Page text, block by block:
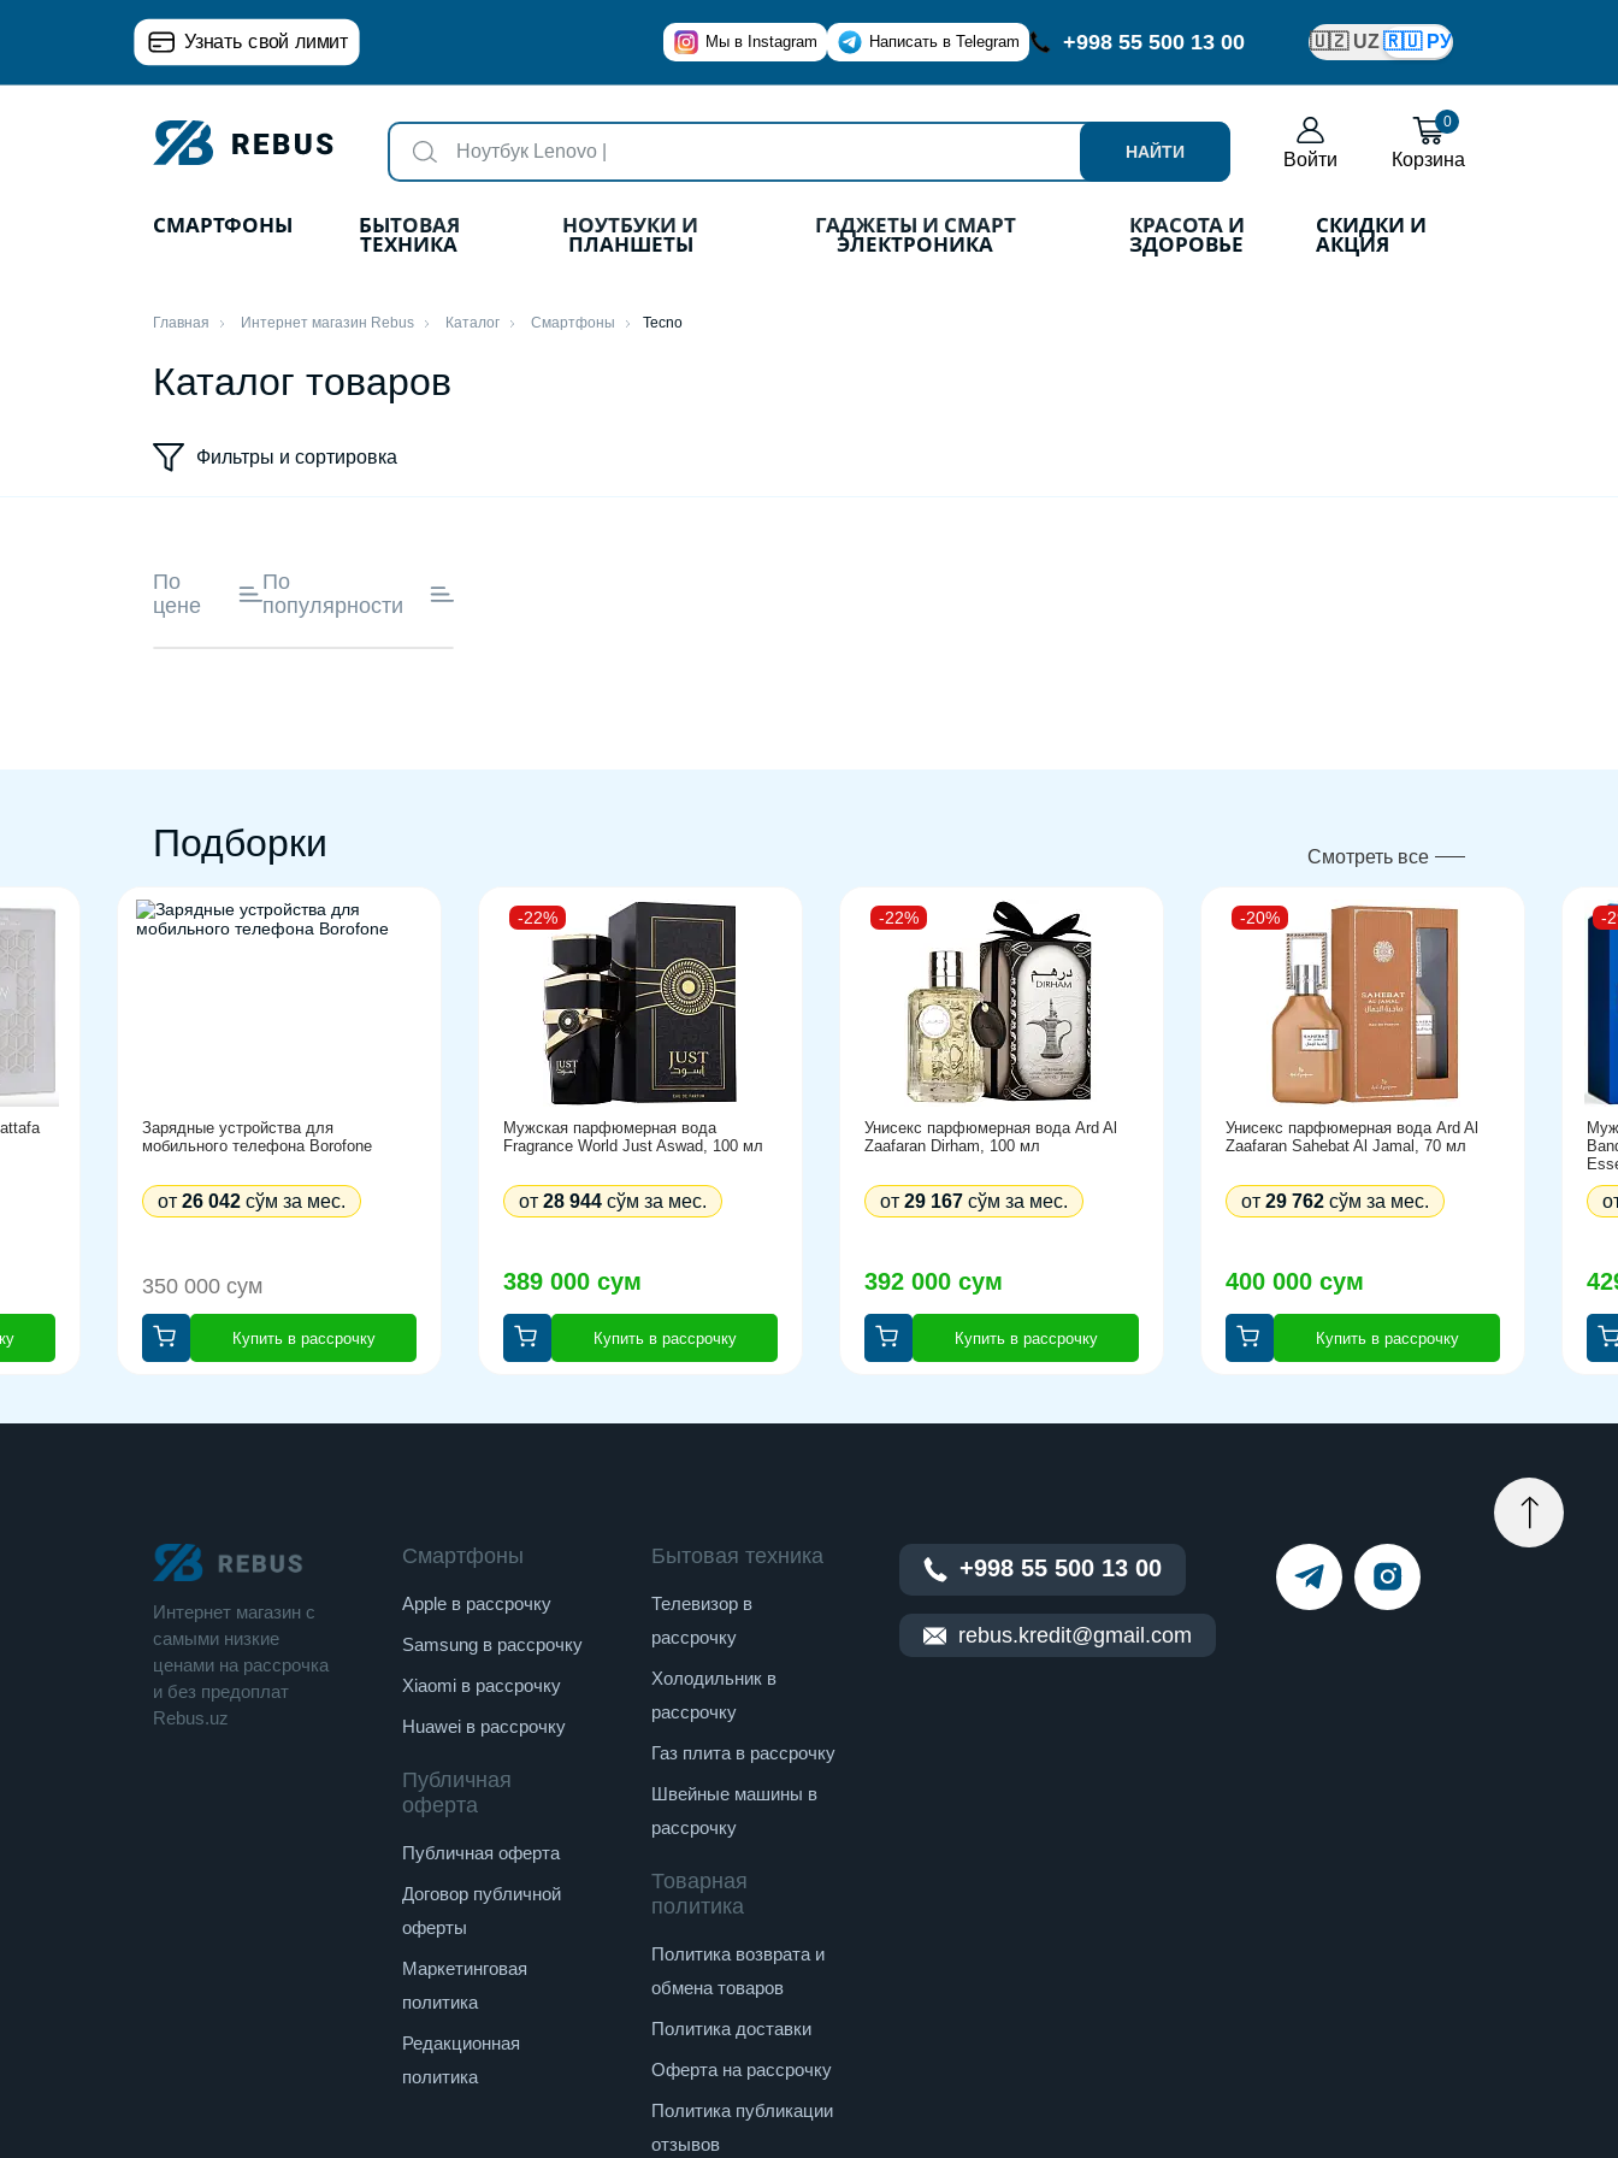
Узнать свой лимит Мы в Instagram Написать в Telegram +998 55 500 13 00 🇺🇿 UZ🇷🇺 РУ
НАЙТИ Войти
0
Корзина
СМАРТФОНЫ БЫТОВАЯ
ТЕХНИКА
НОУТБУКИ И
ПЛАНШЕТЫ
ГАДЖЕТЫ И СМАРТ
ЭЛЕКТРОНИКА
КРАСОТА И
ЗДОРОВЬЕ
СКИДКИ И
АКЦИЯ
Главная Интернет магазин Rebus Каталог Смартфоны Tecno
Каталог товаров
Фильтры и сортировка
По
цене
По
популярности
Подборки Смотреть все
Зарядные устройства для
мобильного телефона Borofone
350 000 сум
от 26 042 сўм за мес.
Купить в рассрочку
-22%
Мужская парфюмерная вода
Fragrance World Just Aswad, 100 мл
389 000 сум
от 28 944 сўм за мес.
Купить в рассрочку
-22%
Унисекс парфюмерная вода Ard Al
Zaafaran Dirham, 100 мл
392 000 сум
от 29 167 сўм за мес.
Купить в рассрочку
-20%
Унисекс парфюмерная вода Ard Al
Zaafaran Sahebat Al Jamal, 70 мл
400 000 сум
от 29 762 сўм за мес.
Купить в рассрочку
-
Интернет магазин c
cамыми низкие
ценами на рассрочка
и без предоплат
Rebus.uz
Смартфоны
Apple в рассрочку
Samsung в рассрочку
Xiaomi в рассрочку
Huawei в рассрочку
Публичная
оферта
Публичная оферта
Договор публичной
оферты
Маркетинговая
политика
Редакционная
политика
Бытовая техника
Телевизор в
рассрочку
Холодильник в
рассрочку
Газ плита в рассрочку
Швейные машины в
рассрочку
Товарная
политика
Политика возврата и
обмена товаров
Политика доставки
Оферта на рассрочку
Политика публикации
отзывов
+998 55 500 13 00
rebus.kredit@gmail.com